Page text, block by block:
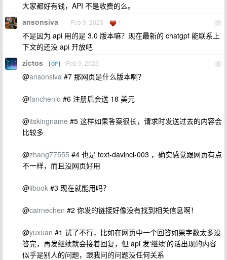
大家都好有钱，API 不是收费的么。
7
ansonsiva Feb 9, 2023 1
不是因为 api 用的是 3.0 版本嘛？现在最新的 chatgpt 能联系上
下文的还没 api 开放吧
8
zictos OP Feb 9, 2023
@ansonsiva #7 那网页是什么版本啊？
@fanchenio #6 注册后会送 18 美元
@itskingname #5 这样如果答案很长，请求时发送过去的内容会
比较多
@zhang77555 #4 也是 text-davinci-003 ，确实感觉跟网页有点
不一样，而且没网页好用
@libook #3 现在就能用吗？
@cairnechen #2 你发的链接好像没有找到相关信息啊！
@yuxuan #1 试了不行，比如在网页中一个回答如果字数太多没
答完，再发继续就会接着回复，但 api 发‘继续'的话出现的内容
似乎是别人的问题，跟我问的问题没任何关系